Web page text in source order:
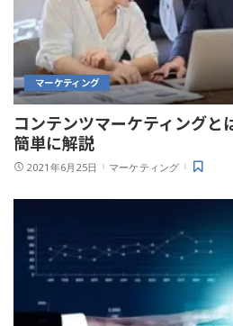
マーケティング
コンテンツマーケティングと
簡単に解説
2021年6月25日 マーケティング